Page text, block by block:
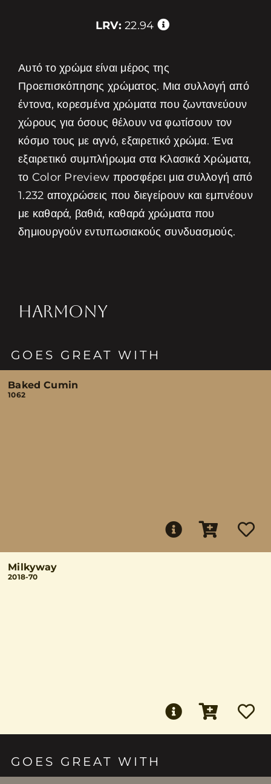
LRV: 22.94
Αυτό το χρώμα είναι μέρος της
Προεπισκόπησης χρώματος. Μια συλλογή από
έντονα, κορεσμένα χρώματα που ζωντανεύουν
χώρους για όσους θέλουν να φωτίσουν τον
κόσμο τους με αγνό, εξαιρετικό χρώμα. Ένα
εξαιρετικό συμπλήρωμα στα Κλασικά Χρώματα,
το Color Preview προσφέρει μια συλλογή από
1.232 αποχρώσεις που διεγείρουν και εμπνέουν
με καθαρά, βαθιά, καθαρά χρώματα που
δημιουργούν εντυπωσιακούς συνδυασμούς.
HARMONY
GOES GREAT WITH
Baked Cumin
1062
Milkyway
2018-70
GOES GREAT WITH